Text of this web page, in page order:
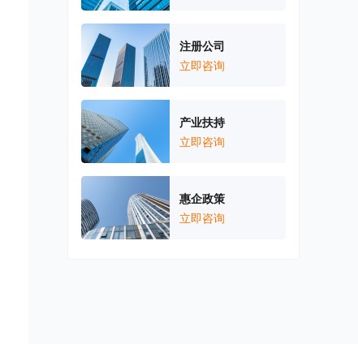
注册公司
立即咨询
产业扶持
立即咨询
惠企政策
立即咨询